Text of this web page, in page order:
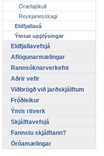
Öræfajökull
Reykjanesskagi
Eldfjallavá
Ýmsar upplýsingar
Eldfjallavefsjá
Aflögunarmælingar
Rannsóknarverkefni
Aðrir vefir
Viðbrögð við jarðskjálftum
Fróðleikur
Ýmis ritverk
Skjálftavefsjá
Fannstu skjálftann?
Óróamælingar